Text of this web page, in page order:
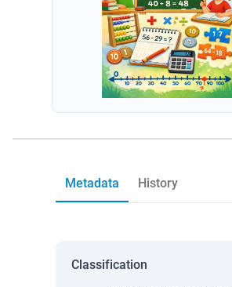
Metadata History
Classification